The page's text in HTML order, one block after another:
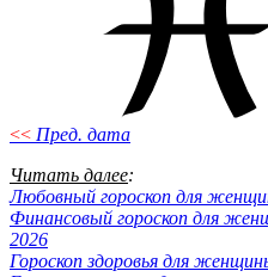
<< Пред. дата
Читать далее:
Любовный гороскоп для
Финансовый гороскоп для
2026
Гороскоп здоровья для